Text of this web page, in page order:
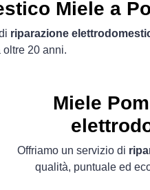
Miele a
riparazione
oltre 20 anni.
Miele
Offriamo un servizio di
qualità, puntuale ed